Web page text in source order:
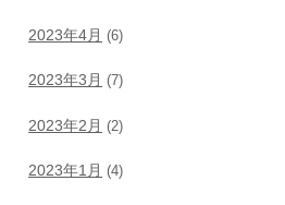
2023年4月 (6)
2023年3月 (7)
2023年2月 (2)
2023年1月 (4)